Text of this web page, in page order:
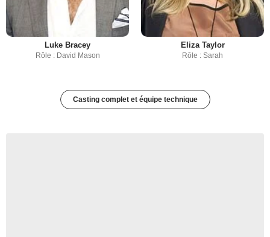
Luke Bracey
Rôle : David Mason
Eliza Taylor
Rôle : Sarah
Casting complet et équipe technique